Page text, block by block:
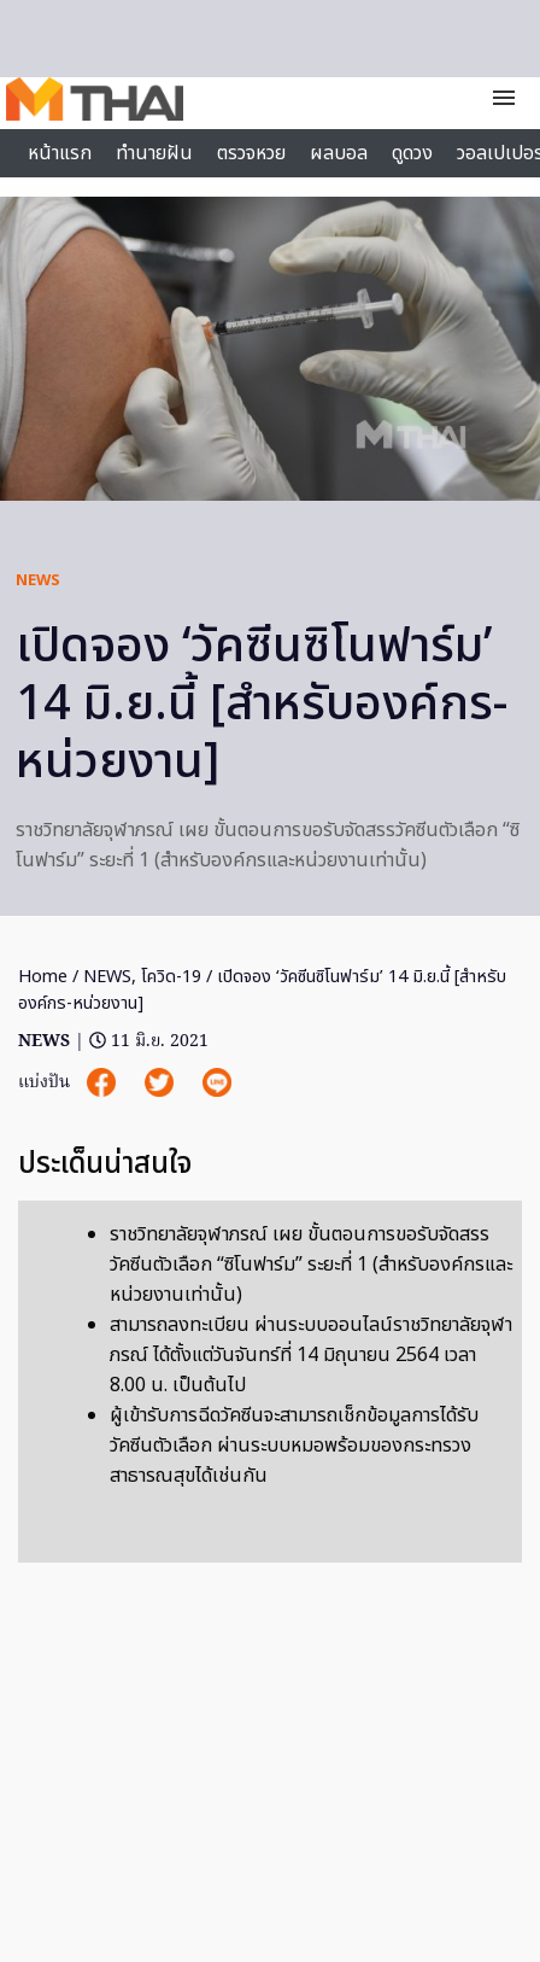
menu
หน้าแรก
ทำนายฝัน ตรวจหวย ผลบอล ดูดวง
วอลเปเป
ไลฟ์สไตล์
NEWS
เปิดจอง ‘วัคซีนซิโนฟาร์ม’
14 มิ.ย.นี้ [สำหรับองค์กร-
หน่วยงาน]
ราชวิทยาลัยจุฬาภรณ์ เผย ขั้นตอนการขอรับจัดสรรวัคซีนตัวเลือก “ซิ
โนฟาร์ม” ระยะที่ 1 (สำหรับองค์กรและหน่วยงานเท่านั้น)
Home / NEWS, โควิด-19 / เปิดจอง ‘วัคซีนซิโนฟาร์ม’ 14 มิ.ย.นี้ [สำหรับ
องค์กร-หน่วยงาน]
NEWS |
11 มิ.ย. 2021
แบ่งปัน
ประเด็นน่าสนใจ
ราชวิทยาลัยจุฬาภรณ์ เผย ขั้นตอนการขอรับจัดสรร
วัคซีนตัวเลือก “ซิโนฟาร์ม” ระยะที่ 1 (สำหรับองค์กรและ
หน่วยงานเท่านั้น)
สามารถลงทะเบียน ผ่านระบบออนไลน์ราชวิทยาลัยจุฬา
ภรณ์ ได้ตั้งแต่วันจันทร์ที่ 14 มิถุนายน 2564 เวลา
8.00 น. เป็นต้นไป
ผู้เข้ารับการฉีดวัคซีนจะสามารถเช็กข้อมูลการได้รับ
วัคซีนตัวเลือก ผ่านระบบหมอพร้อมของกระทรวง
สาธารณสุขได้เช่นกัน